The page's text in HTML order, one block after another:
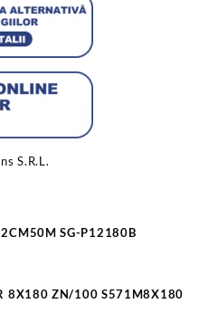
S.R.L.
SG-P12180B
8X180 ZN/100 S571M8X180